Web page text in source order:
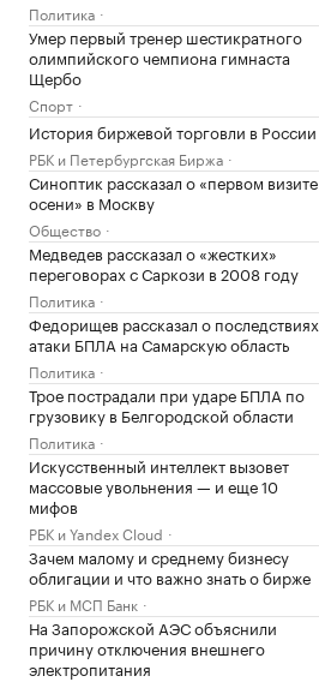
Политика
Умер первый тренер шестикратного
олимпийского чемпиона гимнаста
Щербо
Спорт
История биржевой торговли в России
РБК и Петербургская Биржа
Синоптик рассказал о «первом визите
осени» в Москву
Общество
Медведев рассказал о «жестких»
переговорах с Саркози в 2008 году
Политика
Федорищев рассказал о последствиях
атаки БПЛА на Самарскую область
Политика
Трое пострадали при ударе БПЛА по
грузовику в Белгородской области
Политика
Искусственный интеллект вызовет
массовые увольнения — и еще 10
мифов
РБК и Yandex Cloud
Зачем малому и среднему бизнесу
облигации и что важно знать о бирже
РБК и МСП Банк
На Запорожской АЭС объяснили
причину отключения внешнего
электропитания